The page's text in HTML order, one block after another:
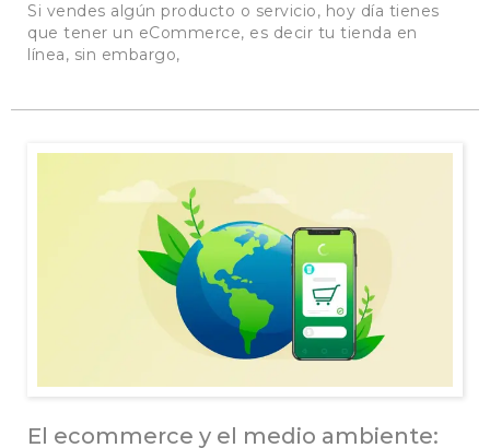
Si vendes algún producto o servicio, hoy día tienes
que tener un eCommerce, es decir tu tienda en
línea, sin embargo,
El ecommerce y el medio ambiente: